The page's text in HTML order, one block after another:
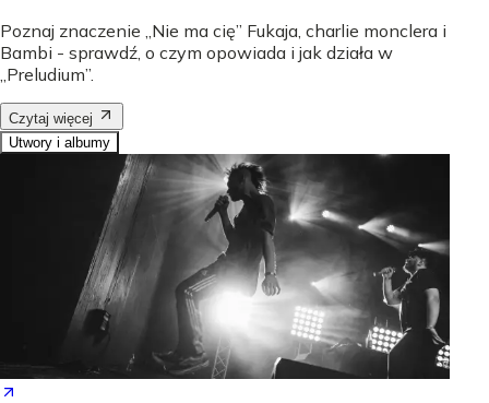
Poznaj znaczenie „Nie ma cię” Fukaja, charlie monclera i
Bambi - sprawdź, o czym opowiada i jak działa w
„Preludium”.
Czytaj więcej
Utwory i albumy